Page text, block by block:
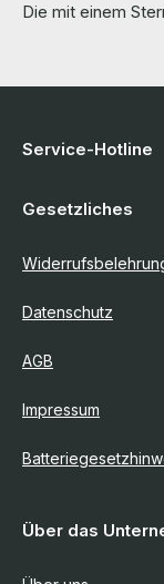
Die mit einem
Service-Hotline
Gesetzliches
Datenschutz
AGB
Impressum
Über das